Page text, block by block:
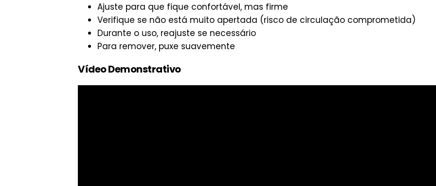
Ajuste para que fique confortável, mas firme
Verifique se não está muito apertada (risco de circulação comprometida)
Durante o uso, reajuste se necessário
Para remover, puxe suavemente
Vídeo Demonstrativo